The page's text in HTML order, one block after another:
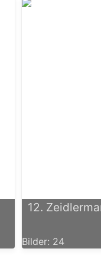
12.
Bilder: 24